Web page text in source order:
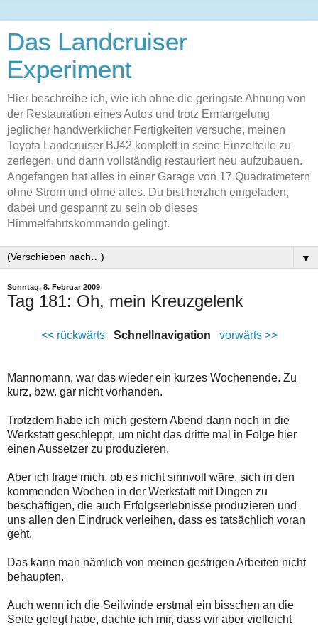
Das Landcruiser
Experiment
Hier beschreibe ich, wie ich ohne die geringste Ahnung von
der Restauration eines Autos und trotz Ermangelung
jeglicher handwerklicher Fertigkeiten versuche, meinen
Toyota Landcruiser BJ42 komplett in seine Einzelteile zu
zerlegen, und dann vollständig restauriert neu aufzubauen.
Angefangen hat alles in einer Garage von 17 Quadratmetern
ohne Strom und ohne alles. Du bist herzlich eingeladen,
dabei und gespannt zu sein ob dieses
Himmelfahrtskommando gelingt.
▼
Sonntag, 8. Februar 2009
Tag 181: Oh, mein Kreuzgelenk
<< rückwärtsSchnellnavigation vorwärts >>
Mannomann, war das wieder ein kurzes Wochenende. Zu
kurz, bzw. gar nicht vorhanden.
Trotzdem habe ich mich gestern Abend dann noch in die
Werkstatt geschleppt, um nicht das dritte mal in Folge hier
einen Aussetzer zu produzieren.
Aber ich frage mich, ob es nicht sinnvoll wäre, sich in den
kommenden Wochen in der Werkstatt mit Dingen zu
beschäftigen, die auch Erfolgserlebnisse produzieren und
uns allen den Eindruck verleihen, dass es tatsächlich voran
geht.
Das kann man nämlich von meinen gestrigen Arbeiten nicht
behaupten.
Auch wenn ich die Seilwinde erstmal ein bisschen an die
Seite gelegt habe, dachte ich mir, dass wir aber vielleicht